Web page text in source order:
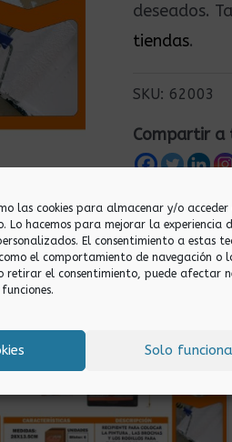
las cookies para almacenar y/o
Lo hacemos para mejorar la experiencia
El consentimiento a estas
el comportamiento de navegación o
retirar el consentimiento, puede afectar
Solo
deseados.
tiendas.
SKU: 62003
Compartir a